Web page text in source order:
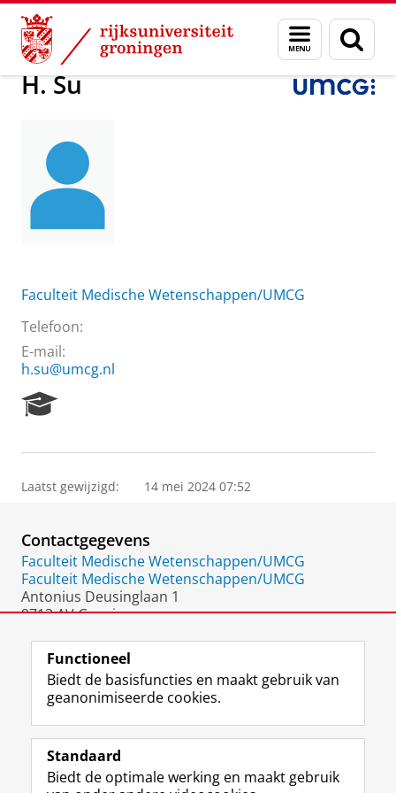
Skip
Content
Skip
Navigation
Menu
en
zoeken
Over ons Praktische zaken Waar vindt u ons H. Su
H. Su
Faculteit Medische Wetenschappen/UMCG
Telefoon:
E-mail:
h.su@umcg.nl
e
r
P
o
r
t
a
Laatst gewijzigd: 14 mei 2024 07:52
Contactgegevens
Faculteit Medische Wetenschappen/UMCG
Faculteit Medische Wetenschappen/UMCG
Antonius Deusinglaan 1
9713 AV Groningen
Volg de RUG
F
a
e
L
i
k
R
S
-
I
n
t
Y
o
T
Studiekiezers
Functioneel
Biedt de basisfuncties en maakt gebruik van
geanonimiseerde cookies.
Standaard
Biedt de optimale werking en maakt gebruik